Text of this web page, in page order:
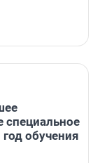
специальное
обучения